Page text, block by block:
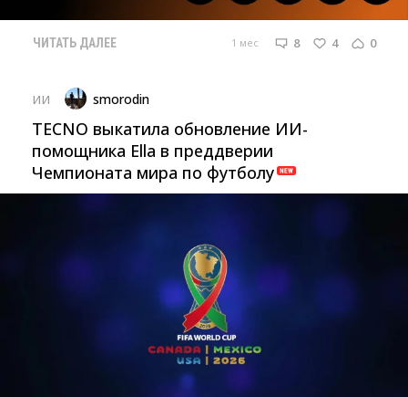
ЧИТАТЬ ДАЛЕЕ 1 мес 8 4 0
ИИ smorodin
TECNO выкатила обновление ИИ-
помощника Ella в преддверии
Чемпионата мира по футболу